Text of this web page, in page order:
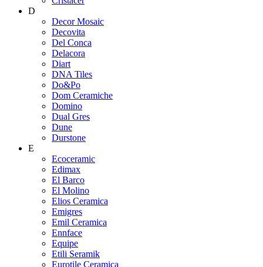
D
Decor Mosaic
Decovita
Del Conca
Delacora
Diart
DNA Tiles
Do&Po
Dom Ceramiche
Domino
Dual Gres
Dune
Durstone
E
Ecoceramic
Edimax
El Barco
El Molino
Elios Ceramica
Emigres
Emil Ceramica
Ennface
Equipe
Etili Seramik
Eurotile Ceramica